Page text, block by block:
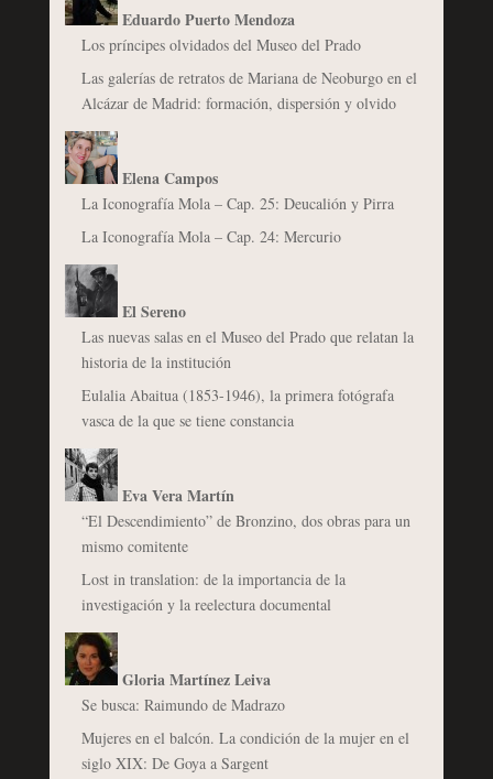
Eduardo Puerto Mendoza
Los príncipes olvidados del Museo del Prado
Las galerías de retratos de Mariana de Neoburgo en el
Alcázar de Madrid: formación, dispersión y olvido
Elena Campos
La Iconografía Mola – Cap. 25: Deucalión y Pirra
La Iconografía Mola – Cap. 24: Mercurio
El Sereno
Las nuevas salas en el Museo del Prado que relatan la
historia de la institución
Eulalia Abaitua (1853-1946), la primera fotógrafa
vasca de la que se tiene constancia
Eva Vera Martín
“El Descendimiento” de Bronzino, dos obras para un
mismo comitente
Lost in translation: de la importancia de la
investigación y la reelectura documental
Gloria Martínez Leiva
Se busca: Raimundo de Madrazo
Mujeres en el balcón. La condición de la mujer en el
siglo XIX: De Goya a Sargent